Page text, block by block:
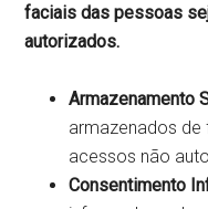
faciais das pessoas
autorizados.
Armazenamento
armazenados de
acessos não
Consentimento